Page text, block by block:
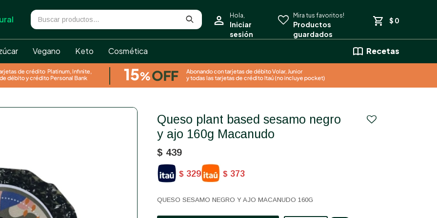
Vegano Keto Cosmética Recetas
$ 0
Queso plant based sesamo negro
y ajo 160g Macanudo
$ 439
$ 329 $ 373
QUESO SESAMO NEGRO Y AJO MACANUDO 160G